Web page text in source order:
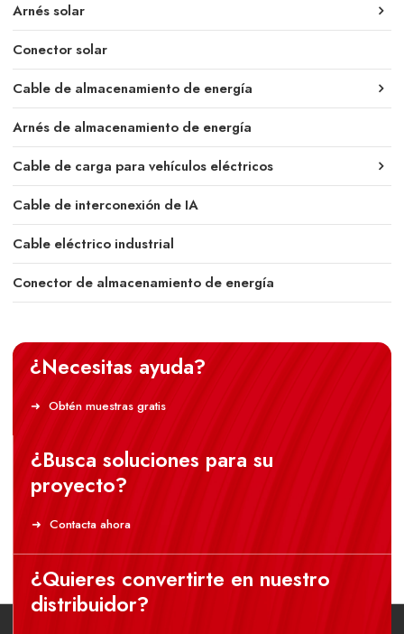
Arnés solar
Conector solar
Cable de almacenamiento de energía
Arnés de almacenamiento de energía
Cable de carga para vehículos eléctricos
Cable de interconexión de IA
Cable eléctrico industrial
Conector de almacenamiento de energía
¿Necesitas ayuda?
Obtén muestras gratis
¿Busca soluciones para su
proyecto?
Contacta ahora
¿Quieres convertirte en nuestro
distribuidor?